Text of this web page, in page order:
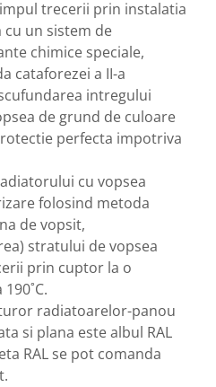
trecerii prin instalatia
cu un sistem de
chimice speciale,
cataforezei a II-a
intregului
de grund de culoare
perfecta impotriva
cu vopsea
folosind metoda
de vopsit,
stratului de vopsea
prin cuptor la o
radiatoarelor-panou
si plana este albul RAL
RAL se pot comanda